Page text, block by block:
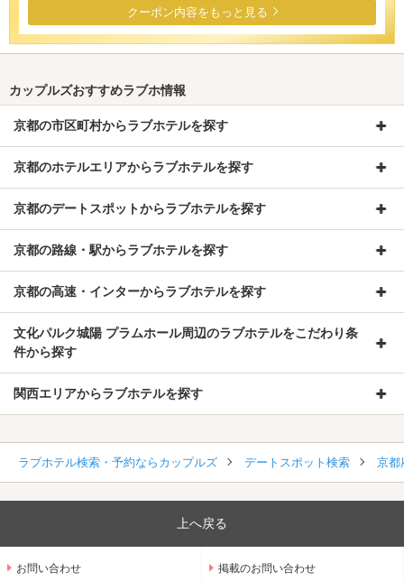
クーポン内容をもっと見る
カップルズおすすめラブホ情報
京都の市区町村からラブホテルを探す
京都のホテルエリアからラブホテルを探す
京都のデートスポットからラブホテルを探す
京都の路線・駅からラブホテルを探す
京都の高速・インターからラブホテルを探す
文化パルク城陽 プラムホール周辺のラブホテルをこだわり条
件から探す
関西エリアからラブホテルを探す
ラブホテル検索・予約ならカップルズ デートスポット検索 京都
上へ戻る
お問い合わせ 掲載のお問い合わせ